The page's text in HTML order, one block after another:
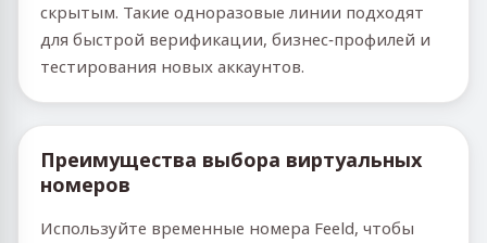
скрытым. Такие одноразовые линии подходят
для быстрой верификации, бизнес‑профилей и
тестирования новых аккаунтов.
Преимущества выбора виртуальных
номеров
Используйте временные номера Feeld, чтобы